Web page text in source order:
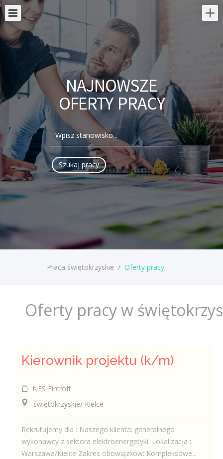
NAJNOWSZE
OFERTY PRACY
Praca świętokrzyskie / Oferty pracy
Oferty pracy w
Kierownik projektu (k/m)
NES Fircroft
świętokrzyskie/ Kielce
Rekrutujemy dla : Naszego klienta: generalnego
wykonawcy z sektora elektroenergetyki. Lokalizacja :
Warszawa/Kielce Zakres obowiązków: Kompleksowe...